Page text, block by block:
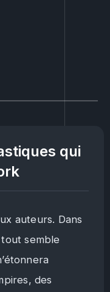
qui
auteurs. Dans
semble
des